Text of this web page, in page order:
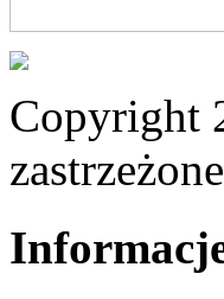
Copyright